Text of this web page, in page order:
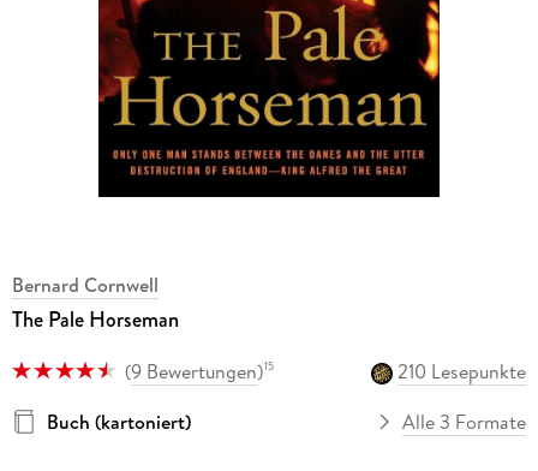
Bernard Cornwell
The Pale Horseman
(9 Bewertungen)15
210 Lesepunkte
Buch (kartoniert)
Alle 3 Formate